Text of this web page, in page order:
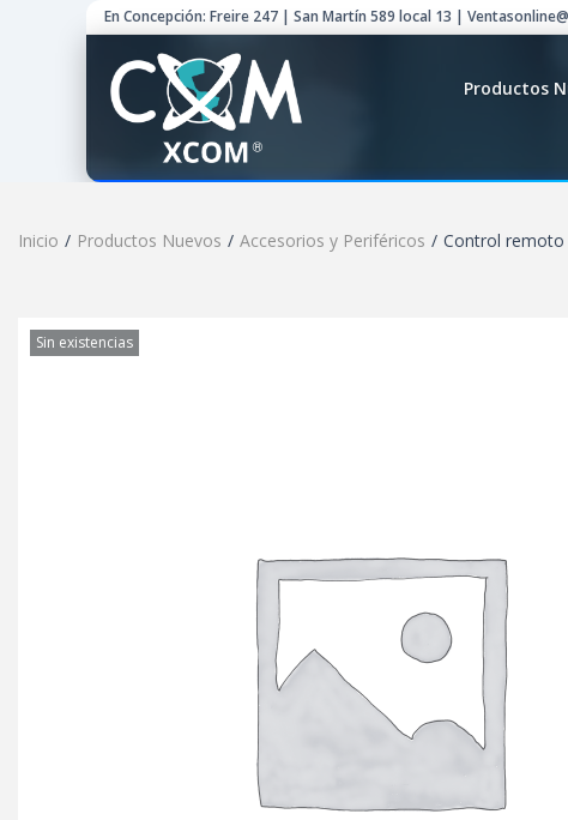
En Concepción: Freire 247 | San Martín 589 local 13 |
Productos
Inicio / Productos Nuevos / Accesorios y Periféricos / Control remoto
Sin existencias